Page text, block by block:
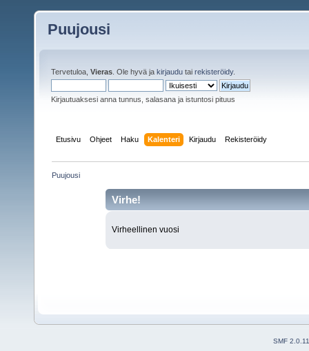
Puujousi
Tervetuloa, Vieras . Ole hyvä ja kirjaudu tai rekisteröidy.
Kirjautuaksesi anna tunnus, salasana ja istuntosi pituus
Etusivu Ohjeet Haku Kalenteri Kirjaudu Rekisteröidy
Puujousi
Virhe!
Virheellinen vuosi
SMF 2.0.11